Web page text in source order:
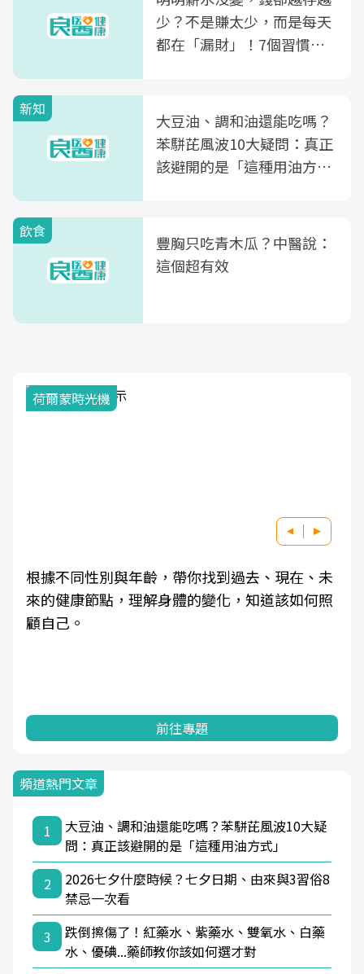
少？不是賺太少，而是每天
都在「漏財」！7個習慣一
新知
大豆油、調和油還能吃嗎？
苯駢芘風波10大疑問：真正
該避開的是「這種用油方
飲食
豐胸只吃青木瓜？中醫說：
這個超有效
荷爾蒙時光機
根據不同性別與年齡，帶你找到過去、現在、未
來的健康節點，理解身體的變化，知道該如何照
顧自己。
前往專題
頻道熱門文章
1
大豆油、調和油還能吃嗎？苯駢芘風波10大疑
問：真正該避開的是「這種用油方式」
2
2026七夕什麼時候？七夕日期、由來與3習俗8
禁忌一次看
3
跌倒擦傷了！紅藥水、紫藥水、雙氧水、白藥
水、優碘...藥師教你該如何選才對